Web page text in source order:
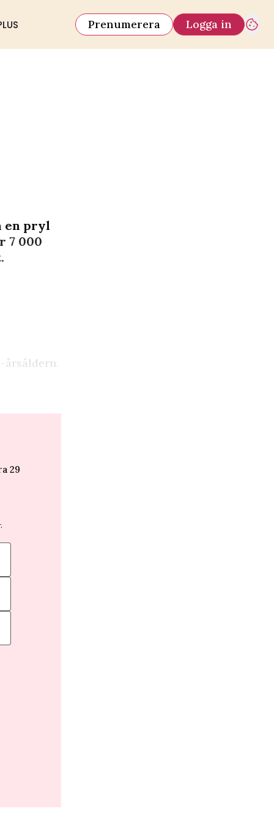
Prenumerera Logga in
en pryl
7 000
årsåldern.
29